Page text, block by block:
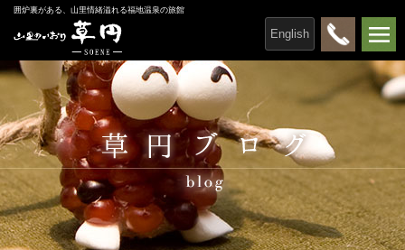
囲炉裏がある、山里情緒溢れる福地温泉の旅館
English